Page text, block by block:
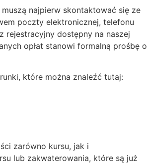
najpierw skontaktować się ze
poczty elektronicznej, telefonu
rejestracyjny dostępny na naszej
opłat stanowi formalną prośbę o
które można znaleźć tutaj:
zarówno kursu, jak i
lub zakwaterowania, które są już